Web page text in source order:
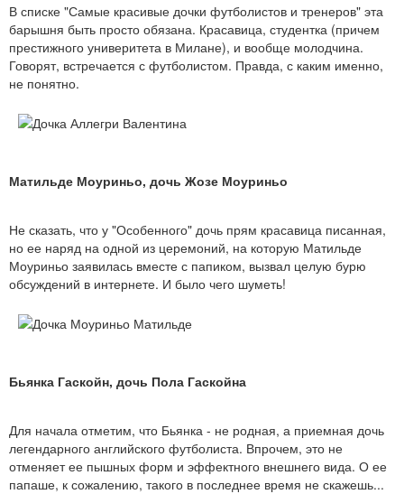
В списке "Самые красивые дочки футболистов и тренеров" эта
барышня быть просто обязана. Красавица, студентка (причем
престижного универитета в Милане), и вообще молодчина.
Говорят, встречается с футболистом. Правда, с каким именно,
не понятно.
Матильде Моуриньо, дочь Жозе Моуриньо
Не сказать, что у "Особенного" дочь прям красавица писанная,
но ее наряд на одной из церемоний, на которую Матильде
Моуриньо заявилась вместе с папиком, вызвал целую бурю
обсуждений в интернете. И было чего шуметь!
Бьянка Гаскойн, дочь Пола Гаскойна
Для начала отметим, что Бьянка - не родная, а приемная дочь
легендарного английского футболиста. Впрочем, это не
отменяет ее пышных форм и эффектного внешнего вида. О ее
папаше, к сожалению, такого в последнее время не скажешь...